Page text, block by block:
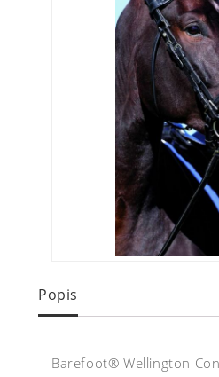
Popis
Barefoot® Wellington